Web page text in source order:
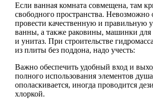
Если ванная комната совмещена, там
свободного пространства. Невозможно
провести качественную и правильную
ванны, а также раковины, машинки
и унитаз. При строительстве
из плиты без поддона, надо учесть:
Важно обеспечить удобный вход и
полного использования элементов
ополаскивается, иногда проводится
хлоркой.